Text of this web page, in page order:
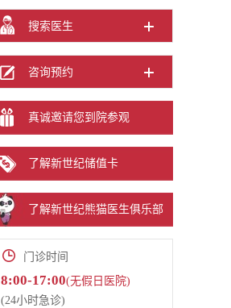
搜索医生
咨询预约
真诚邀请您到院参观
了解新世纪储值卡
了解新世纪熊猫医生俱乐部
门诊时间
8:00-17:00(无假日医院)
(24小时急诊)